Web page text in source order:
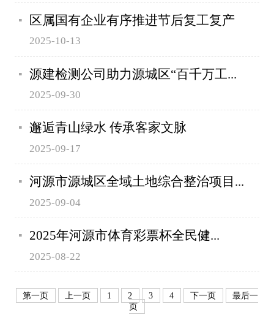
区属国有企业有序推进节后复工复产
2025-10-13
源建检测公司助力源城区“百千万工...
2025-09-30
邂逅青山绿水 传承客家文脉
2025-09-17
河源市源城区全域土地综合整治项目...
2025-09-04
2025年河源市体育彩票杯全民健...
2025-08-22
第一页 上一页 1 2 3 4 下一页
最后一
页